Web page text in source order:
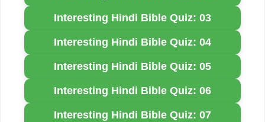
Interesting Hindi Bible Quiz: 03
Interesting Hindi Bible Quiz: 04
Interesting Hindi Bible Quiz: 05
Interesting Hindi Bible Quiz: 06
Interesting Hindi Bible Quiz: 07